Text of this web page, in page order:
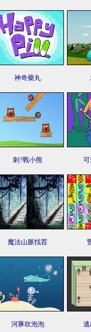
神奇藥丸
刺?戰小熊
魔法山脈找茬
河豚吹泡泡